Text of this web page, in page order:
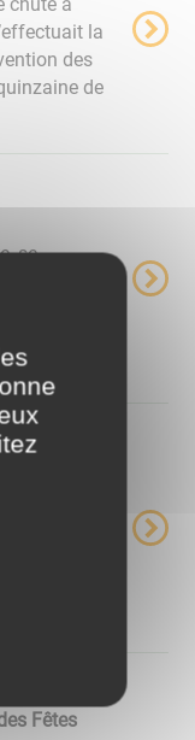
la
des
de
se
les rues
du
tilleuls de
la
9h00 par
Fêtes